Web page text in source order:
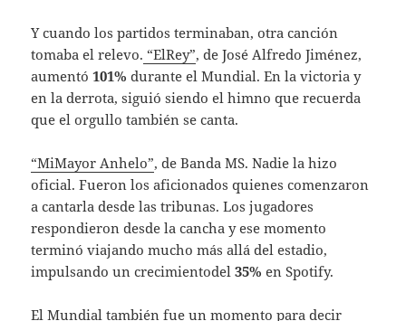
Y cuando los partidos terminaban, otra canción
tomaba el relevo. “ElRey”, de José Alfredo Jiménez,
aumentó101%durante el Mundial. En la victoria y
en la derrota, siguió siendo el himno que recuerda
que el orgullo también se canta.
“MiMayor Anhelo”, de Banda MS. Nadie la hizo
oficial. Fueron los aficionados quienes comenzaron
a cantarla desde las tribunas. Los jugadores
respondieron desde la cancha y ese momento
terminó viajando mucho más allá del estadio,
impulsando un crecimientodel35% en Spotify.
El Mundial también fue un momento para decir